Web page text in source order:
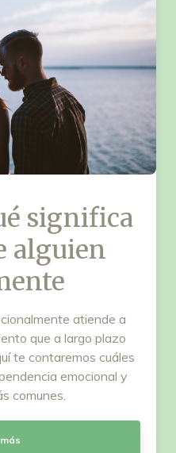
significa
alguien
atiende a
que a largo plazo
te contaremos cuáles
emocional y
comunes.